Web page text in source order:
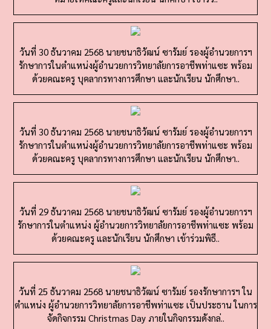
วันที่ 30 ธันวาคม 2568 นายชนาธิวัฒน์ ซารัมย์ รองผู้อำนวยการฯ
รักษาการในตำแหน่งผู้อำนวยการวิทยาลัยการอาชีพท่าแซะ พร้อม
ด้วยคณะครู บุคลากรทางการศึกษา และนักเรียน นักศึกษา..
วันที่ 30 ธันวาคม 2568 นายชนาธิวัฒน์ ซารัมย์ รองผู้อำนวยการฯ
รักษาการในตำแหน่งผู้อำนวยการวิทยาลัยการอาชีพท่าแซะ พร้อม
ด้วยคณะครู บุคลากรทางการศึกษา และนักเรียน นักศึกษา..
วันที่ 29 ธันวาคม 2568 นายชนาธิวัฒน์ ซารัมย์ รองผู้อำนวยการฯ
รักษาการในตำแหน่ง ผู้อำนวยการวิทยาลัยการอาชีพท่าแซะ พร้อม
ด้วยคณะครู และนักเรียน นักศึกษา เข้าร่วมพิธี..
วันที่ 25 ธันวาคม 2568 นายชนาธิวัฒน์ ซารัมย์ รองรักษาการฯ ใน
ตำแหน่ง ผู้อำนวยการวิทยาลัยการอาชีพท่าแซะ เป็นประธาน ในการ
จัดกิจกรรม Christmas Day ภายในกิจกรรมดังกล่..